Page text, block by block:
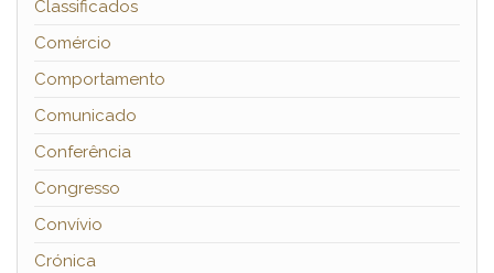
Classificados
Comércio
Comportamento
Comunicado
Conferência
Congresso
Convívio
Crónica